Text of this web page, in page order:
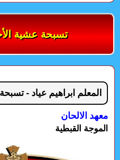
تسبحة عشية
المعلم ابراهيم عياد -
معهد الالحان
الموجة القبطية